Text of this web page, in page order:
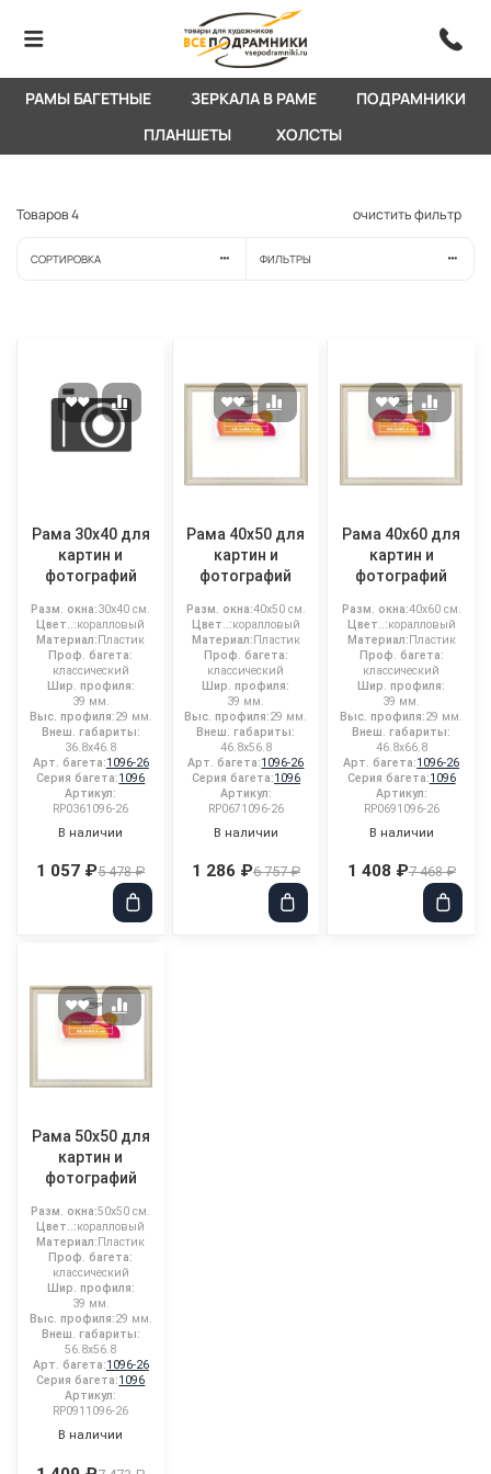
РАМЫ БАГЕТНЫЕ ЗЕРКАЛА В РАМЕ
ПОДРАМНИКИ
ПЛАНШЕТЫ
ХОЛСТЫ
Товаров4 очистить фильтр
СОРТИРОВКА ФИЛЬТРЫ
Рама 30x40 для
картин и
фотографий
Разм. окна:30x40 см.
Цвет..:коралловый
Материал:Пластик
Проф. багета:
классический
Шир. профиля:
39 мм.
Выс. профиля:29 мм.
Внеш. габариты:
36.8x46.8
Арт. багета:1096-26
Серия багета:1096
Артикул:
RP0361096-26
В наличии
1 057 ₽5 478 ₽
Рама 40x50 для
картин и
фотографий
Разм. окна:40x50 см.
Цвет..:коралловый
Материал:Пластик
Проф. багета:
классический
Шир. профиля:
39 мм.
Выс. профиля:29 мм.
Внеш. габариты:
46.8x56.8
Арт. багета:1096-26
Серия багета:1096
Артикул:
RP0671096-26
В наличии
1 286 ₽6 757 ₽
Рама 40x60 для
картин и
фотографий
Разм. окна:40x60 см.
Цвет..:коралловый
Материал:Пластик
Проф. багета:
классический
Шир. профиля:
39 мм.
Выс. профиля:29 мм.
Внеш. габариты:
46.8x66.8
Арт. багета:1096-26
Серия багета:1096
Артикул:
RP0691096-26
В наличии
1 408 ₽7 468 ₽
Рама 50x50 для
картин и
фотографий
Разм. окна:50x50 см.
Цвет..:коралловый
Материал: Пластик
Проф. багета:
классический
Шир. профиля:
39 мм.
Выс. профиля:29 мм.
Внеш. габариты:
56.8x56.8
Арт. багета:1096-26
Серия багета:1096
Артикул:
RP0911096-26
В наличии